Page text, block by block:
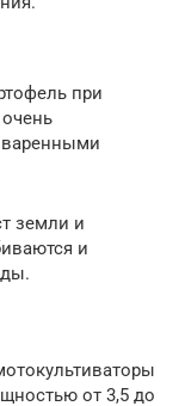
при
земли и
и
от 3,5 до